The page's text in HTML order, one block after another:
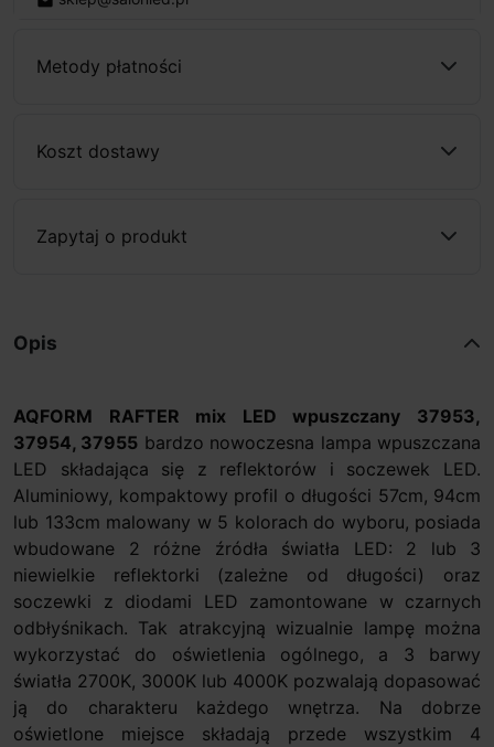
Metody płatności
Koszt dostawy
Zapytaj o produkt
Opis
AQFORM RAFTER mix LED wpuszczany 37953,
37954, 37955 bardzo nowoczesna lampa wpuszczana
LED składająca się z reflektorów i soczewek LED.
Aluminiowy, kompaktowy profil o długości 57cm, 94cm
lub 133cm malowany w 5 kolorach do wyboru, posiada
wbudowane 2 różne źródła światła LED: 2 lub 3
niewielkie reflektorki (zależne od długości) oraz
soczewki z diodami LED zamontowane w czarnych
odbłyśnikach. Tak atrakcyjną wizualnie lampę można
wykorzystać do oświetlenia ogólnego, a 3 barwy
światła 2700K, 3000K lub 4000K pozwalają dopasować
ją do charakteru każdego wnętrza. Na dobrze
oświetlone miejsce składają przede wszystkim 4